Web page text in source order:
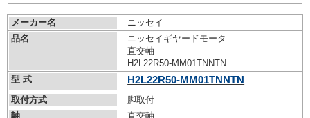
メーカー名
ニッセイ
品名
ニッセイギヤードモータ
直交軸
H2L22R50-MM01TNNTN
型 式
H2L22R50-MM01TNNTN
取付方式
脚取付
軸
直交軸